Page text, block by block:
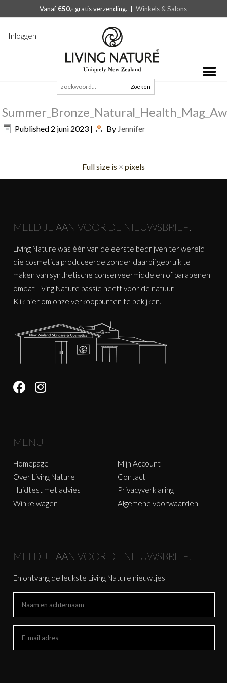
Vanaf€50,- gratis verzending. |Winkels & Salons
Inloggen
Zoeken
naar:
Published 2 juni 2023 | By Jennifer
Full size is × pixels
MELD JE AAN VOOR DE NIEUWSBRIEF!
Living Nature was één van de eerste bedrijven ter wereld
die cosmetica produceerde zonder daarbij gebruik te
maken van synthetische conserveermiddelen of parabenen
omdat Living Nature passie heeft voor de natuur.
Klik hier om onze verkooppunten te bekijken.
MENU
Homepage
Over Living Nature
Huidtest met advies
Winkelwagen
Mijn Account
Contact
Privacyverklaring
Algemene voorwaarden
MELD JE AAN VOOR DE NIEUWSBRIEF!
En ontvang de leukste Living Nature nieuwtjes